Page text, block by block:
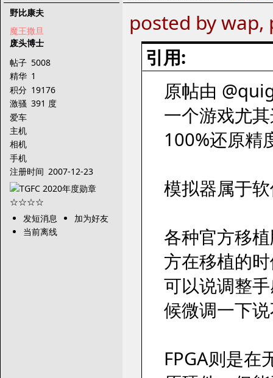
野比康夫
魔王撒旦
废头博士
帖子 5008
精华 1
积分 19176
激骚 391 度
爱车
主机
相机
手机
注册时间 2007-12-23
发短消息
加为好友
当前离线
posted by
引用:
原帖由
一个游戏尤
100%还原精
模拟器属于
各种官方移
方在移植的
可以说调整
候微调一下
FPGA则是在